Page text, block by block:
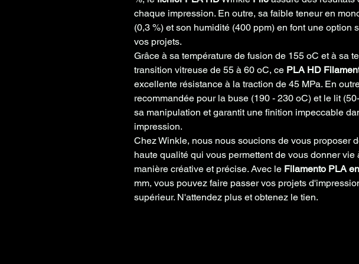
chaque impression. En outre, sa faible teneur en
(0,3 %) et son humidité (400 ppm) en font une option
vos projets.
Grâce à sa température de fusion de 155 oC et à sa
transition vitreuse de 55 à 60 oC, ce PLA HD
excellente résistance à la traction de 45 MPa. En
recommandée pour la buse (190 - 230 oC) et le lit
sa manipulation et garantit une finition impeccable
impression.
Chez Winkle, nous nous soucions de vous proposer
haute qualité qui vous permettent de vous donner vie
manière créative et précise. Avec le Filamento PLA en
mm, vous pouvez faire passer vos projets
supérieur. N'attendez plus et obtenez le tien.